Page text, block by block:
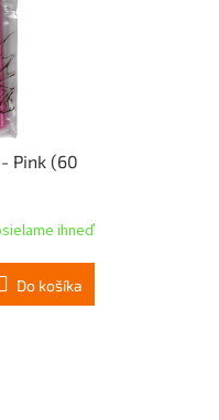
Pink (60
ihneď
Do košíka